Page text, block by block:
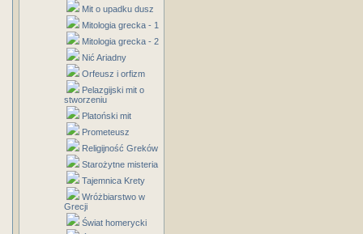
Mit o upadku dusz
Mitologia grecka - 1
Mitologia grecka - 2
Nić Ariadny
Orfeusz i orfizm
Pelazgijski mit o
stworzeniu
Platoński mit
Prometeusz
Religijność Greków
Starożytne misteria
Tajemnica Krety
Wróżbiarstwo w
Grecji
Świat homerycki